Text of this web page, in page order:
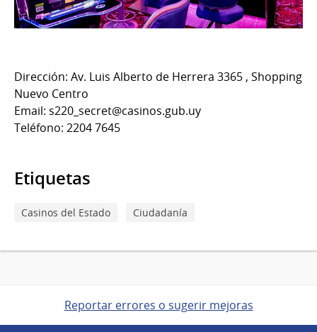
Dirección: Av. Luis Alberto de Herrera 3365 ⁣, Shopping
Nuevo Centro
Email: s220_secret@casinos.gub.uy
Teléfono: 2204 7645
Etiquetas
Casinos del Estado Ciudadanía
Reportar errores o sugerir mejoras